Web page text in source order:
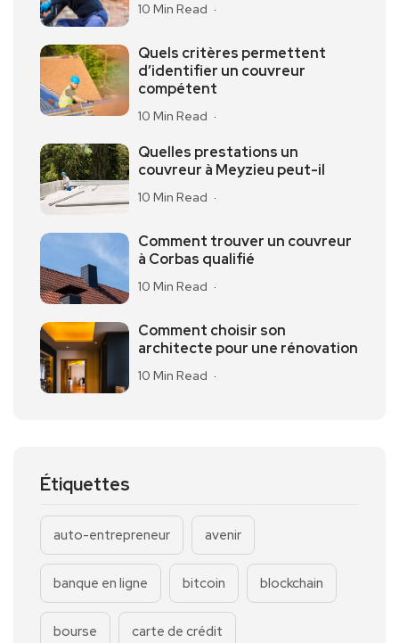
10 Min Read
Quels critères permettent
d’identifier un couvreur
compétent
10 Min Read
Quelles prestations un
couvreur à Meyzieu peut-il
10 Min Read
Comment trouver un couvreur
à Corbas qualifié
10 Min Read
Comment choisir son
architecte pour une rénovation
10 Min Read
Étiquettes
auto-entrepreneur avenir
banque en ligne bitcoin blockchain
bourse carte de crédit